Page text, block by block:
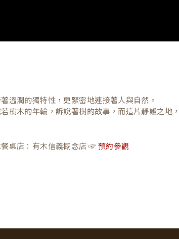
溫潤的獨特性，更緊密地連接著人與自然。
樹木的年輪，訴說著樹的故事，而這片靜謐之地
桌店：有木信義概念店 ☞ 預約參觀